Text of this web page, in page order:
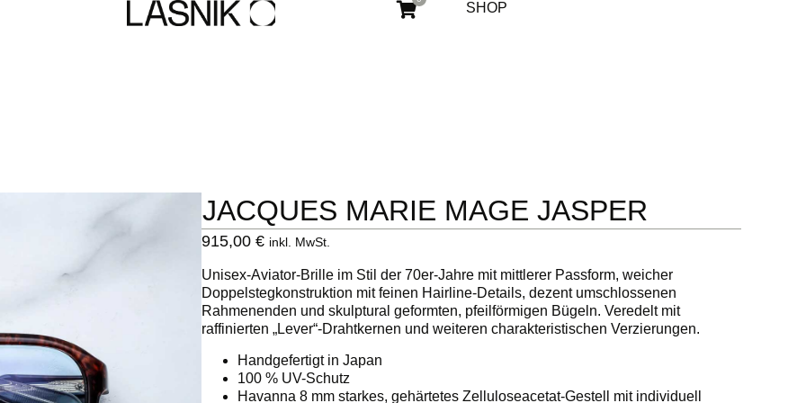
SHOP
JACQUES MARIE MAGE JASPER
915,00 € inkl. MwSt.
Unisex-Aviator-Brille im Stil der 70er-Jahre mit mittlerer Passform, weicher
Doppelstegkonstruktion mit feinen Hairline-Details, dezent umschlossenen
Rahmenenden und skulptural geformten, pfeilförmigen Bügeln. Veredelt mit
raffinierten „Lever“-Drahtkernen und weiteren charakteristischen Verzierungen.
Handgefertigt in Japan
100 % UV-Schutz
Havanna 8 mm starkes, gehärtetes Zelluloseacetat-Gestell mit individuell